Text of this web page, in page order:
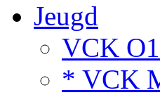
Jeugd
VCK
* VCK